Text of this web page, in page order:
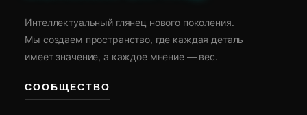
Интеллектуальный глянец нового поколения.
Мы создаем пространство, где каждая деталь
имеет значение, а каждое мнение — вес.
СООБЩЕСТВО